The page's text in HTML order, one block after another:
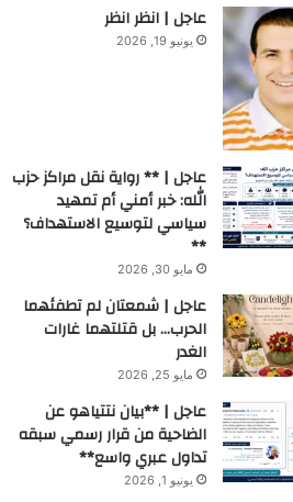
عاجل | انظر انظر
يونيو 19, 2026
عاجل | ** رواية نقل مراكز حزب
الله: خبر أمني أم تمهيد
سياسي لتوسيع الاستهداف؟
**
مايو 30, 2026
عاجل | شمعتان لم تطفئهما
الحرب… بل قتلتهما غارات
الغدر
مايو 25, 2026
عاجل | **بيان نتتياهو عن
الضاحية من قرار رسمي سبقه
تداول عبري واسع**
يونيو 1, 2026